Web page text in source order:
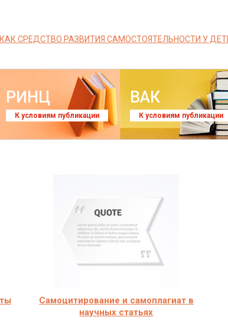
СРЕДСТВО РАЗВИТИЯ САМОСТОЯТЕЛЬНОСТИ У
РИНЦ
К условиям публикации
ВАК
К условиям публикации
Самоцитирование и самоплагиат в
научных статьях